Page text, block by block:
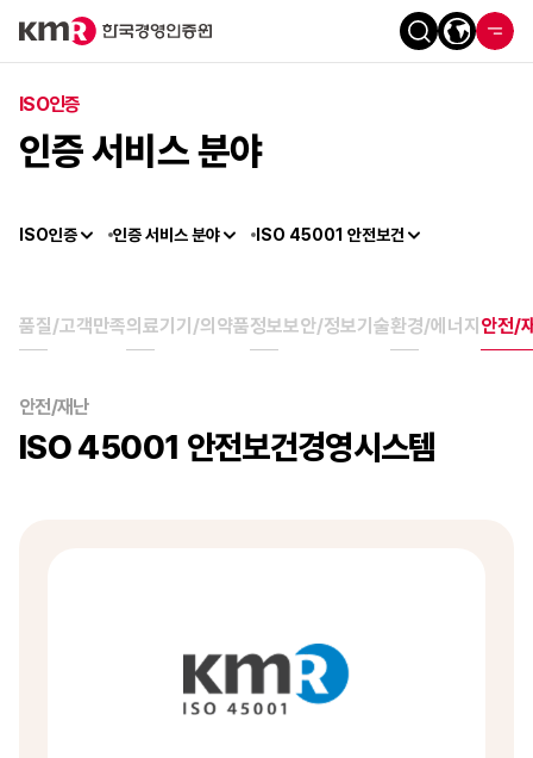
ISO인증
인증 서비스 분야
ISO인증 인증 서비스 분야 ISO 45001 안전보건
품질/고객만족의료기기/의약품정보보안/정보기술환경/에너지 안전/
안전/재난
ISO 45001 안전보건경영시스템